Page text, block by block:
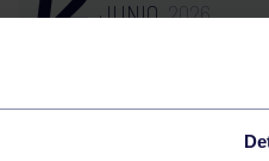
JUNIO 2026
ENGANCHATE AL